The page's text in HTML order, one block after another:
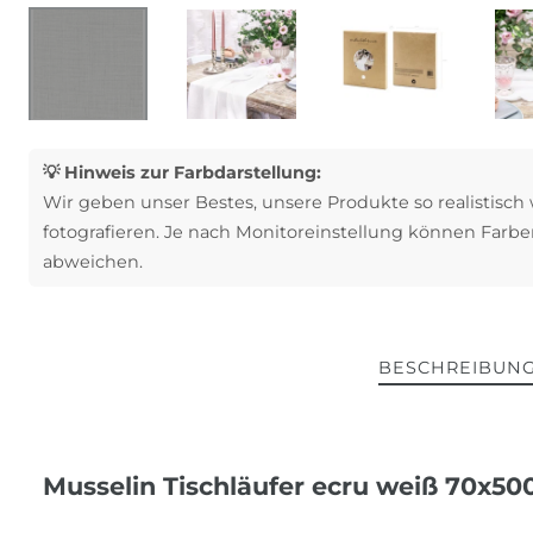
💡 Hinweis zur Farbdarstellung:
Wir geben unser Bestes, unsere Produkte so
fotografieren. Je nach Monitoreinstellung können
abweichen.
Musselin Tischläufer ecru weiß